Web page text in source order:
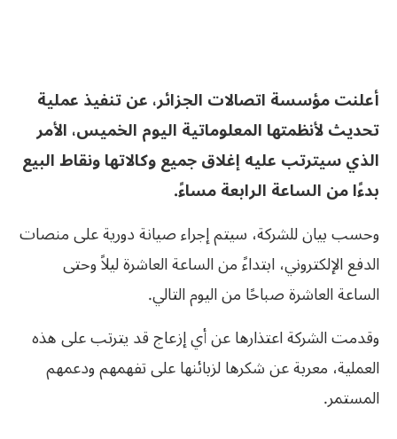
أعلنت مؤسسة اتصالات الجزائر، عن تنفيذ عملية
تحديث لأنظمتها المعلوماتية اليوم الخميس، الأمر
الذي سيترتب عليه إغلاق جميع وكالاتها ونقاط البيع
بدءًا من الساعة الرابعة مساءً.
وحسب بيان للشركة، سيتم إجراء صيانة دورية على منصات
الدفع الإلكتروني، ابتداءً من الساعة العاشرة ليلاً وحتى
الساعة العاشرة صباحًا من اليوم التالي.
وقدمت الشركة اعتذارها عن أي إزعاج قد يترتب على هذه
العملية، معربة عن شكرها لزبائنها على تفهمهم ودعمهم
المستمر.